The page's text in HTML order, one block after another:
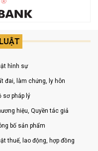
hình sự
đai, làm chứng, ly hôn
sơ pháp lý
hiệu, Quyền tác giả
bố sản phẩm
thuế, lao động, hợp đồng